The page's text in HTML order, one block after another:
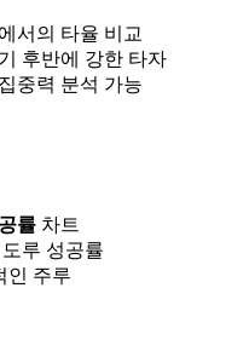
에서의 타율 비교
후반에 강한 타자
중력 분석 가능
률 차트
루 성공률
인 주루